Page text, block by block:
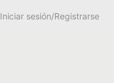
Iniciar sesión/Registrarse